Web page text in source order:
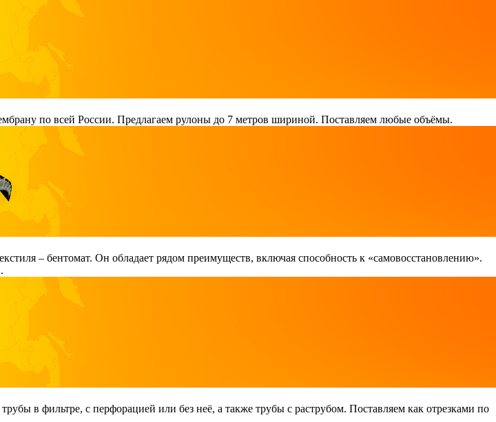
по всей России. Предлагаем рулоны до 7 метров шириной. Поставляем любые объёмы.
– бентомат. Он обладает рядом преимуществ, включая способность к «самовосстановлению».
в фильтре, с перфорацией или без неё, а также трубы с раструбом. Поставляем как отрезками по